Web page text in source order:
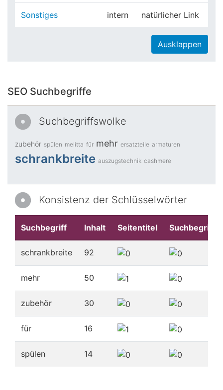
Sonstiges intern natürlicher Link
Ausklappen
SEO Suchbegriffe
Suchbegriffswolke
zubehör spülen melitta für mehr ersatzteile armaturen
schrankbreite auszugstechnik cashmere
Konsistenz der Schlüsselwörter
Suchbegriff Inhalt Seitentitel Suchbegriffe
schrankbreite 92
mehr 50
zubehör 30
für 16
spülen 14